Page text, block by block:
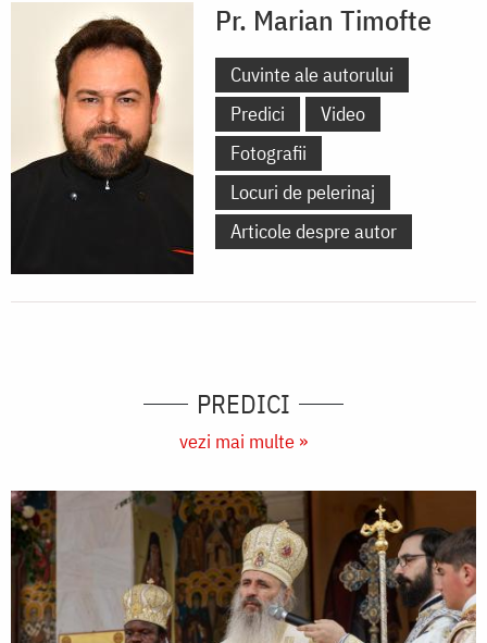
Pr. Marian Timofte
Cuvinte ale autorului
Predici
Video
Fotografii
Locuri de pelerinaj
Articole despre autor
PREDICI
vezi mai multe »